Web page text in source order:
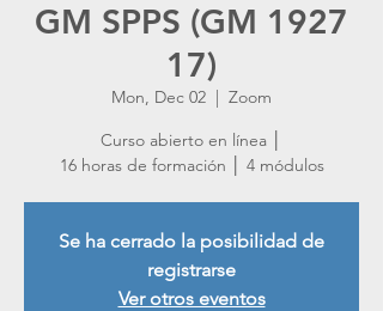
GM SPPS (GM 1927
17)
Mon, Dec 02
  |
Zoom
Curso abierto en línea │
16 horas de formación │ 4 módulos
Se ha cerrado la posibilidad de
registrarse
Ver otros eventos